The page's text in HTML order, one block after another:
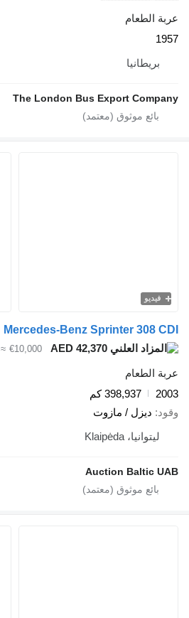
عربة الطعام
1957
بريطانيا
The London Bus Export Company
فيديو
Mercedes-Benz Sprinter 308 CDI
€10,000
≈ $11,490
عربة الطعام
2003
398,937 كم
وقود ديزل / مازوت
ليتوانيا، Klaipėda
Auction Baltic UAB